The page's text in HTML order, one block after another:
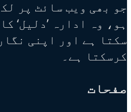
جو بھی ویب سائٹ پر
ہو، وہ ادارہ ’دلیل‘
سکتا ہے اور اپنی
کرسکتا ہے۔
صفحات